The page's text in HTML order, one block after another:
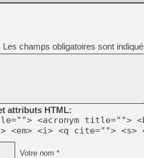
Les champs obligatoires sont
attributs HTML:
<acronym title="">
<em> <i> <q cite=""> <s>
Votre nom *